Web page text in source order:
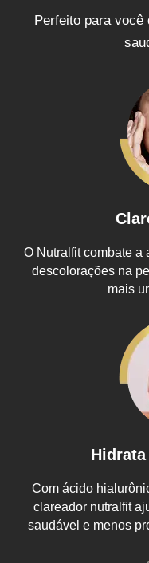
Perfeito para você
O Nutralfit combate a
descolorações na
mais
Com ácido
clareador nutralfit
saudável e menos